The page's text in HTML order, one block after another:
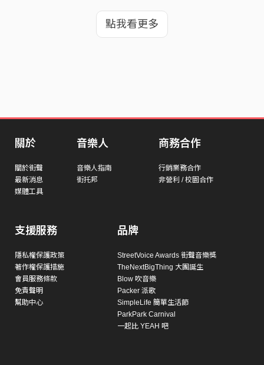
點我看更多
關於
關於街聲
最新消息
媒體工具
音樂人
音樂人指南
街托邦
商務合作
行銷業務合作
非營利 / 校園合作
支援服務
隱私權保護政策
著作權保護措施
會員服務條款
免責聲明
幫助中心
品牌
StreetVoice Awards 街聲音樂獎
TheNextBigThing 大團誕生
Blow 吹音樂
Packer 派歌
SimpleLife 簡單生活節
ParkPark Carnival
一起比 YEAH 吧